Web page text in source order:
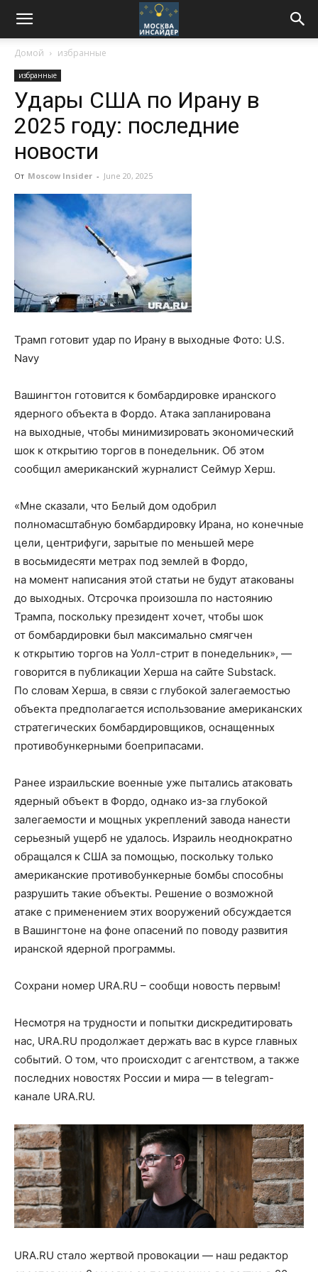
Домой избранные
избранные
Удары США по Ирану в
2025 году: последние
новости
От Moscow Insider - June 20, 2025
Трамп готовит удар по Ирану в выходные Фото: U.S.
Navy
Вашингтон готовится к бомбардировке иранского
ядерного объекта в Фордо. Атака запланирована
на выходные, чтобы минимизировать экономический
шок к открытию торгов в понедельник. Об этом
сообщил американский журналист Сеймур Херш.
«Мне сказали, что Белый дом одобрил
полномасштабную бомбардировку Ирана, но конечные
цели, центрифуги, зарытые по меньшей мере
в восьмидесяти метрах под землей в Фордо,
на момент написания этой статьи не будут атакованы
до выходных. Отсрочка произошла по настоянию
Трампа, поскольку президент хочет, чтобы шок
от бомбардировки был максимально смягчен
к открытию торгов на Уолл-стрит в понедельник», —
говорится в публикации Херша на сайте Substack.
По словам Херша, в связи с глубокой залегаемостью
объекта предполагается использование американских
стратегических бомбардировщиков, оснащенных
противобункерными боеприпасами.
Ранее израильские военные уже пытались атаковать
ядерный объект в Фордо, однако из-за глубокой
залегаемости и мощных укреплений завода нанести
серьезный ущерб не удалось. Израиль неоднократно
обращался к США за помощью, поскольку только
американские противобункерные бомбы способны
разрушить такие объекты. Решение о возможной
атаке с применением этих вооружений обсуждается
в Вашингтоне на фоне опасений по поводу развития
иранской ядерной программы.
Сохрани номер URA.RU – сообщи новость первым!
Несмотря на трудности и попытки дискредитировать
нас, URA.RU продолжает держать вас в курсе главных
событий. О том, что происходит с агентством, а также
последних новостях России и мира — в telegram-
канале URA.RU.
URA.RU стало жертвой провокации — наш редактор